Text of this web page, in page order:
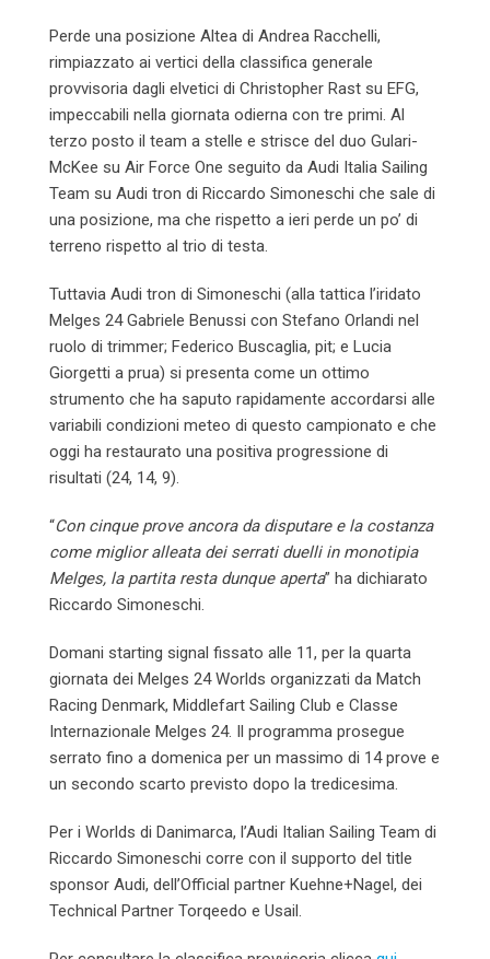
Perde una posizione Altea di Andrea Racchelli,
rimpiazzato ai vertici della classifica generale
provvisoria dagli elvetici di Christopher Rast su EFG,
impeccabili nella giornata odierna con tre primi. Al
terzo posto il team a stelle e strisce del duo Gulari-
McKee su Air Force One seguito da Audi Italia Sailing
Team su Audi tron di Riccardo Simoneschi che sale di
una posizione, ma che rispetto a ieri perde un po’ di
terreno rispetto al trio di testa.
Tuttavia Audi tron di Simoneschi (alla tattica l’iridato
Melges 24 Gabriele Benussi con Stefano Orlandi nel
ruolo di trimmer; Federico Buscaglia, pit; e Lucia
Giorgetti a prua) si presenta come un ottimo
strumento che ha saputo rapidamente accordarsi alle
variabili condizioni meteo di questo campionato e che
oggi ha restaurato una positiva progressione di
risultati (24, 14, 9).
“Con cinque prove ancora da disputare e la costanza
come miglior alleata dei serrati duelli in monotipia
Melges, la partita resta dunque aperta” ha dichiarato
Riccardo Simoneschi.
Domani starting signal fissato alle 11, per la quarta
giornata dei Melges 24 Worlds organizzati da Match
Racing Denmark, Middlefart Sailing Club e Classe
Internazionale Melges 24. Il programma prosegue
serrato fino a domenica per un massimo di 14 prove e
un secondo scarto previsto dopo la tredicesima.
Per i Worlds di Danimarca, l’Audi Italian Sailing Team di
Riccardo Simoneschi corre con il supporto del title
sponsor Audi, dell’Official partner Kuehne+Nagel, dei
Technical Partner Torqeedo e Usail.